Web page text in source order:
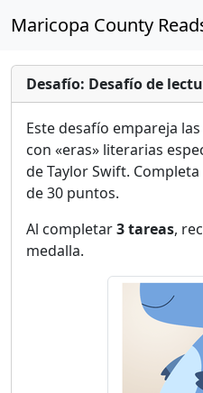
Maricopa County
Desafío: Desafío de
Este desafío empareja
con «eras» literarias
de Taylor Swift.
de 30 puntos.
Al completar3 tareas,
medalla.